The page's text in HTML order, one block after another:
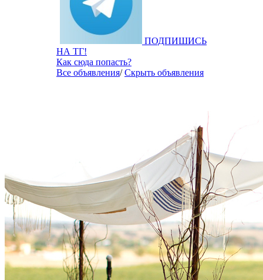
ПОДПИШИСЬ
НА ТГ!
Как сюда попасть?
Все объявления/Скрыть объявления